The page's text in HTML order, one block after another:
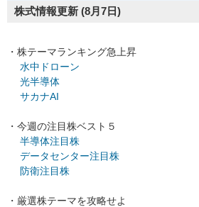
株式情報更新 (8月7日)
・株テーマランキング急上昇
水中ドローン
光半導体
サカナAI
・今週の注目株ベスト５
半導体注目株
データセンター注目株
防衛注目株
・厳選株テーマを攻略せよ